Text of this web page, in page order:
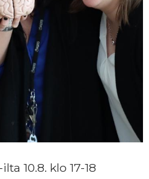
10.8. klo 17-18